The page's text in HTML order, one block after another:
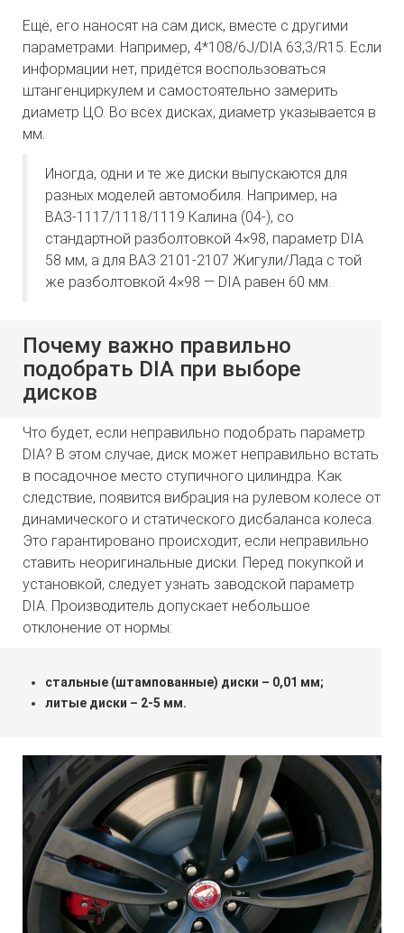
Ещё, его наносят на сам диск, вместе с другими
параметрами. Например, 4*108/6J/DIA 63,3/R15. Если
информации нет, придётся воспользоваться
штангенциркулем и самостоятельно замерить
диаметр ЦО. Во всех дисках, диаметр указывается в
мм.
Иногда, одни и те же диски выпускаются для
разных моделей автомобиля. Например, на
ВАЗ-1117/1118/1119 Калина (04-), со
стандартной разболтовкой 4×98, параметр DIA
58 мм, а для ВАЗ 2101-2107 Жигули/Лада с той
же разболтовкой 4×98 — DIA равен 60 мм.
Почему важно правильно
подобрать DIA при выборе
дисков
Что будет, если неправильно подобрать параметр
DIA? В этом случае, диск может неправильно встать
в посадочное место ступичного цилиндра. Как
следствие, появится вибрация на рулевом колесе от
динамического и статического дисбаланса колеса.
Это гарантировано происходит, если неправильно
ставить неоригинальные диски. Перед покупкой и
установкой, следует узнать заводской параметр
DIA. Производитель допускает небольшое
отклонение от нормы:
стальные (штампованные) диски – 0,01 мм;
литые диски – 2-5 мм.